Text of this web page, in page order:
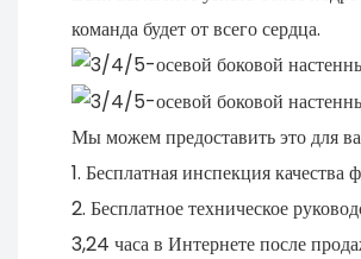
команда будет от всего сердца.
Мы можем предоставить это для
1. Бесплатная инспекция качества
2. Бесплатное техническое
3,24 часа в Интернете после